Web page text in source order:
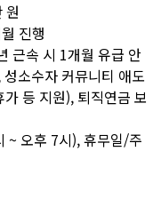
원
진행
근속 시 1개월 유급 안
소수자 커뮤니티 애도
등 지원), 퇴직연금 보
~ 오후 7시), 휴무일/주